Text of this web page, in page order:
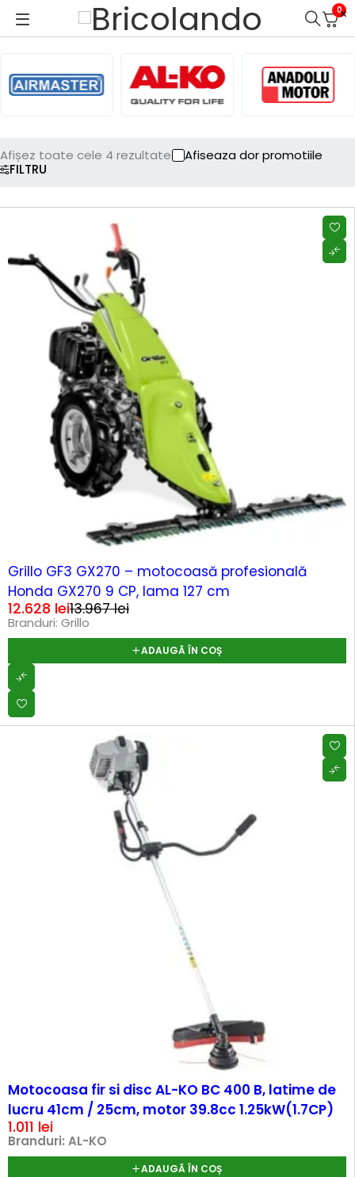
0
FILTRU
Afișez toate cele 4 rezultate Afiseaza dor promotiile
Grillo GF3 GX270 – motocoasă profesională
Honda GX270 9 CP, lama 127 cm
13.967lei
12.628 lei
Branduri: Grillo
ADAUGĂ ÎN COȘ
Motocoasa fir si disc AL-KO BC 400 B, latime de
lucru 41cm / 25cm, motor 39.8cc 1.25kW(1.7CP)
1.011 lei
Branduri: AL-KO
ADAUGĂ ÎN COȘ